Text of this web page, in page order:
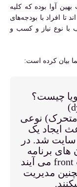
آوا بوده که کلیه
تا افراد با بودجه‌های
با نوع نیاز و کسب و
بیان کرده است:
چیست؟
(متحرک) نوعی
ایجاد یک
سایت شد. در
برنامه
نویسی به کمک کد های قسمت front می آیند
مدیریت